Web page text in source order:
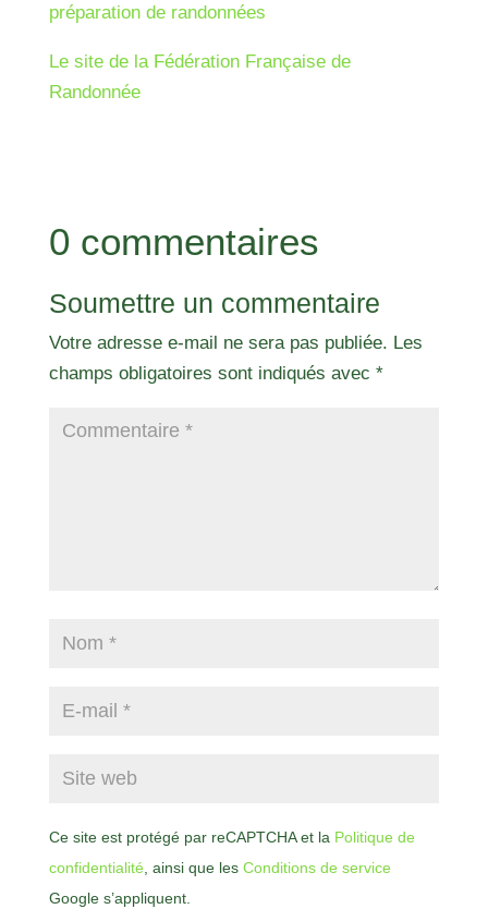
préparation de randonnées
Le site de la Fédération Française de
Randonnée
0 commentaires
Soumettre un commentaire
Votre adresse e-mail ne sera pas publiée. Les
champs obligatoires sont indiqués avec *
Ce site est protégé par reCAPTCHA et la Politique de
confidentialité, ainsi que les Conditions de service
Google s’appliquent.